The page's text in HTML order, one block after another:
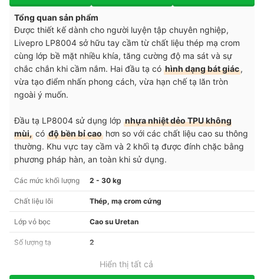
Tổng quan sản phẩm
Được thiết kế dành cho người luyện tập chuyên nghiệp,
Livepro LP8004 sở hữu tay cầm từ chất liệu thép mạ crom
cùng lớp bề mặt nhiều khía, tăng cường độ ma sát và sự
chắc chắn khi cầm nắm. Hai đầu tạ có hình dạng bát giác,
vừa tạo điểm nhấn phong cách, vừa hạn chế tạ lăn tròn
ngoài ý muốn.
Đầu tạ LP8004 sử dụng lớp nhựa nhiệt dẻo TPU không
mùi, có độ bền bỉ cao hơn so với các chất liệu cao su thông
thường. Khu vực tay cầm và 2 khối tạ được đính chặc bằng
phương pháp hàn, an toàn khi sử dụng.
Các mức khối lượng 2 - 30 kg
Chất liệu lõi Thép, mạ crom cứng
Lớp vỏ bọc Cao su Uretan
Số lượng tạ 2
Hiển thị tất cả